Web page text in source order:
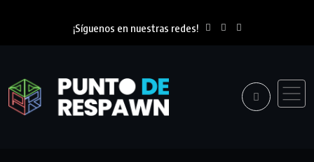
¡Síguenos en nuestras redes!